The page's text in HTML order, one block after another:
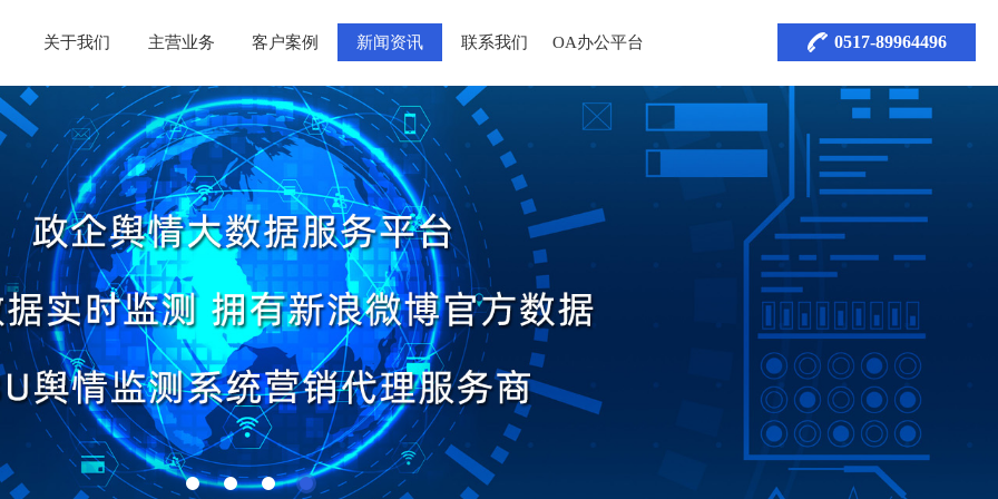
0517-89964496
关于我们 主营业务 客户案例 新闻资讯 联系我们 OA办公平台